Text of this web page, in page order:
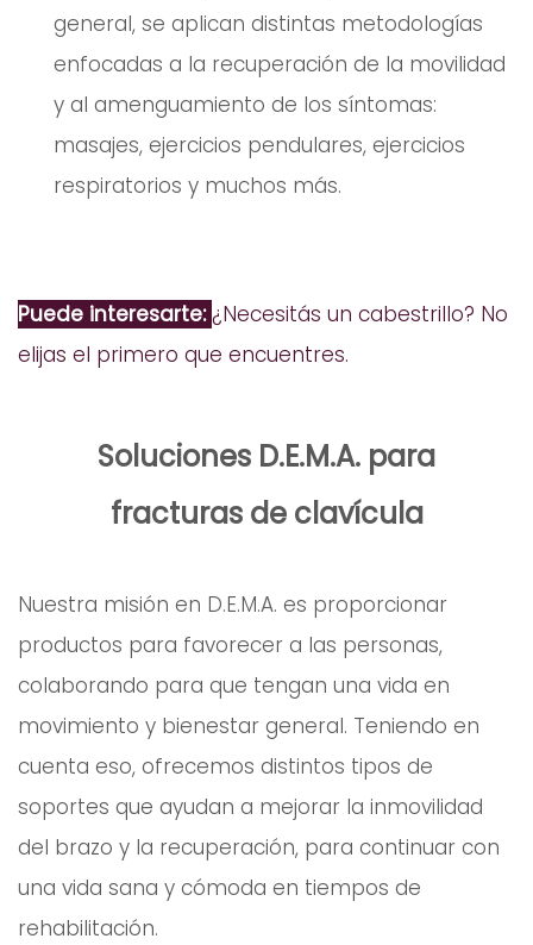
general, se aplican distintas metodologías
enfocadas a la recuperación de la movilidad
y al amenguamiento de los síntomas:
masajes, ejercicios pendulares, ejercicios
respiratorios y muchos más.
Puede interesarte:¿Necesitás un cabestrillo? No
elijas el primero que encuentres.
Soluciones D.E.M.A. para
fracturas de clavícula
Nuestra misión en D.E.M.A. es proporcionar
productos para favorecer a las personas,
colaborando para que tengan una vida en
movimiento y bienestar general. Teniendo en
cuenta eso, ofrecemos distintos tipos de
soportes que ayudan a mejorar la inmovilidad
del brazo y la recuperación, para continuar con
una vida sana y cómoda en tiempos de
rehabilitación.